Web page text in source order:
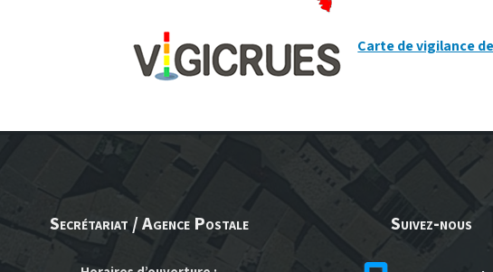
Carte de vigilance
Secrétariat / Agence Postale Suivez-nous